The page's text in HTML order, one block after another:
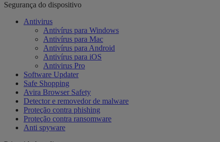
Segurança do dispositivo
Antivirus
Antivírus para Windows
Antivírus para Mac
Antivírus para Android
Antivírus para iOS
Antivirus Pro
Software Updater
Safe Shopping
Avira Browser Safety
Detector e removedor de malware
Proteção contra phishing
Proteção contra ransomware
Anti spyware